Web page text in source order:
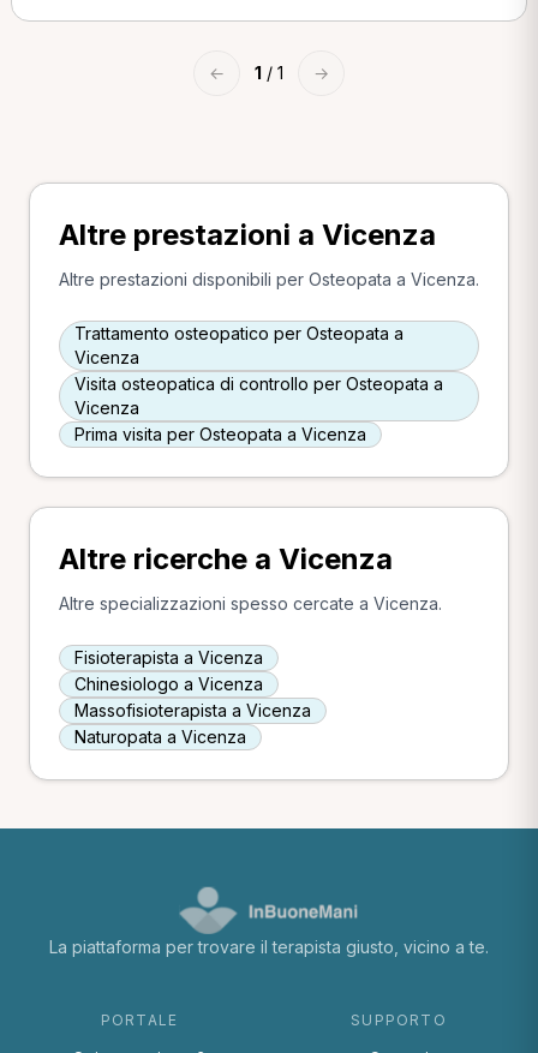
← 1 / 1 →
Altre prestazioni a Vicenza
Altre prestazioni disponibili per Osteopata a Vicenza.
Trattamento osteopatico per Osteopata a
Vicenza
Visita osteopatica di controllo per Osteopata a
Vicenza
Prima visita per Osteopata a Vicenza
Altre ricerche a Vicenza
Altre specializzazioni spesso cercate a Vicenza.
Fisioterapista a Vicenza
Chinesiologo a Vicenza
Massofisioterapista a Vicenza
Naturopata a Vicenza
La piattaforma per trovare il terapista giusto, vicino a te.
PORTALE SUPPORTO